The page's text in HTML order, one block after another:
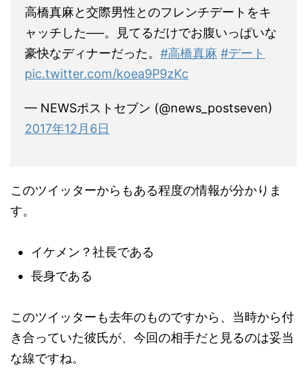
高橋真麻と交際男性とのフレンチデートをキ
ャッチした──。見てるだけでお腹いっぱいな
豪快なディナーだった。 #高橋真麻 #デート
pic.twitter.com/koea9P9zKc
— NEWSポストセブン (@news_postseven)
2017年12月6日
このツイッターからもある程度の情報が分かりま
す。
イケメン？社長である
長身である
このツイッターも去年のものですから、当時から付
き合っていた彼氏が、今回の相手だと見るのは妥当
な線ですね。